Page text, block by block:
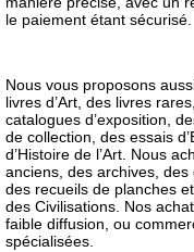
le paiement étant sécurisé.
Nous vous proposons aussi
livres d’Art, des livres
catalogues d’exposition,
de collection, des essais
d’Histoire de l’Art. Nous
anciens, des archives,
des recueils de planches
des Civilisations. Nos
faible diffusion, ou
spécialisées.